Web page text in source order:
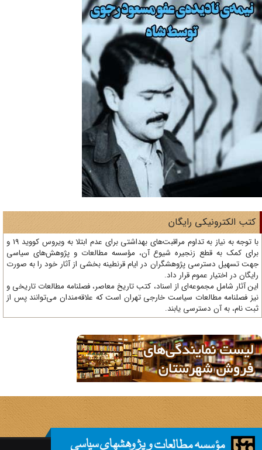
الکترونیکی رایگان
با توجه به نیاز به تداوم مراقبت‌های بهداشتی برای عدم ابتلا به ویروس کووید 19 و
کمک به قطع زنجیره شیوع آن، مؤسسه مطالعات و پژوهش‌های سیاسی
تسهیل دسترسی پژوهشگران در ایام قرنطینه بخشی از آثار خود را به صورت
در اختیار عموم قرار داد.
آثار شامل مجموعه‌ای از اسناد، کتب تاریخ معاصر، فصلنامه‌ مطالعات تاریخی و
فصلنامه مطالعات سیاست خارجی تهران است که علاقه‌مندان می‌توانند پس از
نام، به آن دسترسی یابند.